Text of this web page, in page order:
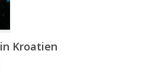
Kroatien